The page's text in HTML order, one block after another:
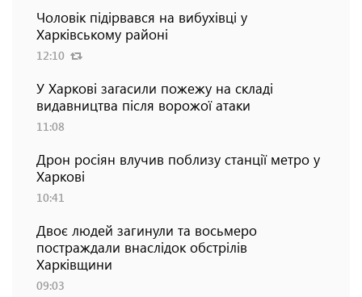
Чоловік підірвався на вибухівці у
Харківському районі
12:10
У Харкові загасили пожежу на складі
видавництва після ворожої атаки
11:08
Дрон росіян влучив поблизу станції метро у
Харкові
10:41
Двоє людей загинули та восьмеро
постраждали внаслідок обстрілів
Харківщини
09:03